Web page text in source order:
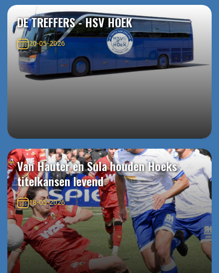
DE TREFFERS - HSV HOEK
20-05-2026
Van Hauter en Sula houden Hoeks
titelkansen levend
18-05-2026